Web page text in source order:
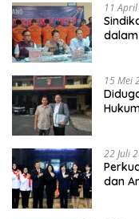
11
15 Mei
22 Juli
dan